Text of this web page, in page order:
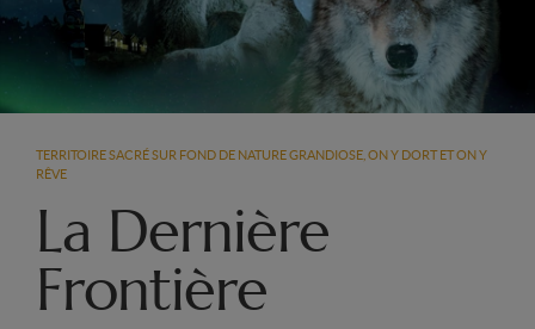
TERRITOIRE SACRÉ SUR FOND DE NATURE GRANDIOSE, ON Y DORT ET ON Y
RÊVE
La Dernière
Frontière